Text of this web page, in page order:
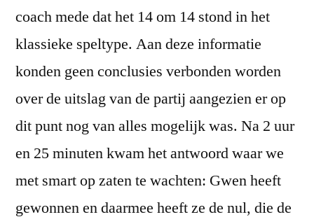
coach mede dat het 14 om 14 stond in het
klassieke speltype. Aan deze informatie
konden geen conclusies verbonden worden
over de uitslag van de partij aangezien er op
dit punt nog van alles mogelijk was. Na 2 uur
en 25 minuten kwam het antwoord waar we
met smart op zaten te wachten: Gwen heeft
gewonnen en daarmee heeft ze de nul, die de